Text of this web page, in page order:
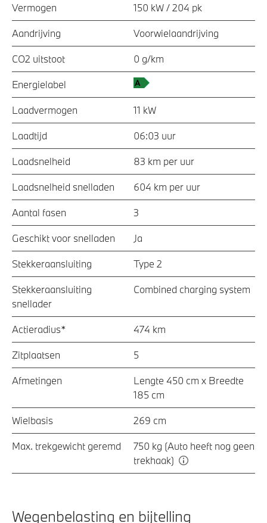
Vermogen 150 kW / 204 pk
Aandrijving Voorwielaandrijving
CO2 uitstoot 0 g/km
Energielabel
Laadvermogen 11 kW
Laadtijd 06:03 uur
Laadsnelheid 83 km per uur
Laadsnelheid snelladen 604 km per uur
Aantal fasen 3
Geschikt voor snelladen Ja
Stekkeraansluiting Type 2
Stekkeraansluiting
snellader
Combined charging system
Actieradius* 474 km
Zitplaatsen 5
Afmetingen
Lengte 450 cm x Breedte
185 cm
Wielbasis 269 cm
Max. trekgewicht geremd
750 kg (Auto heeft nog geen
trekhaak)
Wegenbelasting en bijtelling